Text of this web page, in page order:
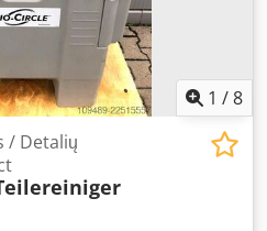
1 /8
/ Detalių